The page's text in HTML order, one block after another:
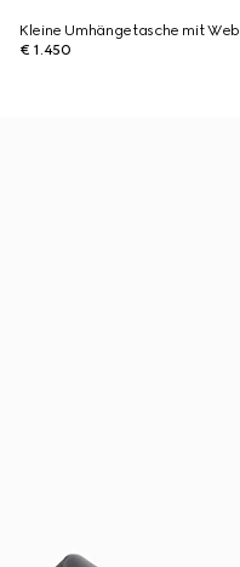
Kleine Umhängetasche mit Web
€ 1.450